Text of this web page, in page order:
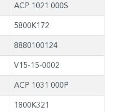
ACP 1021 000S
5800K172
8880100124
V15-15-0002
ACP 1031 000P
1800K321